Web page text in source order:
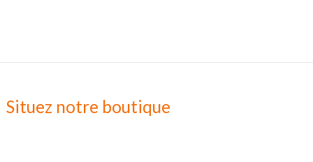
Situez notre boutique